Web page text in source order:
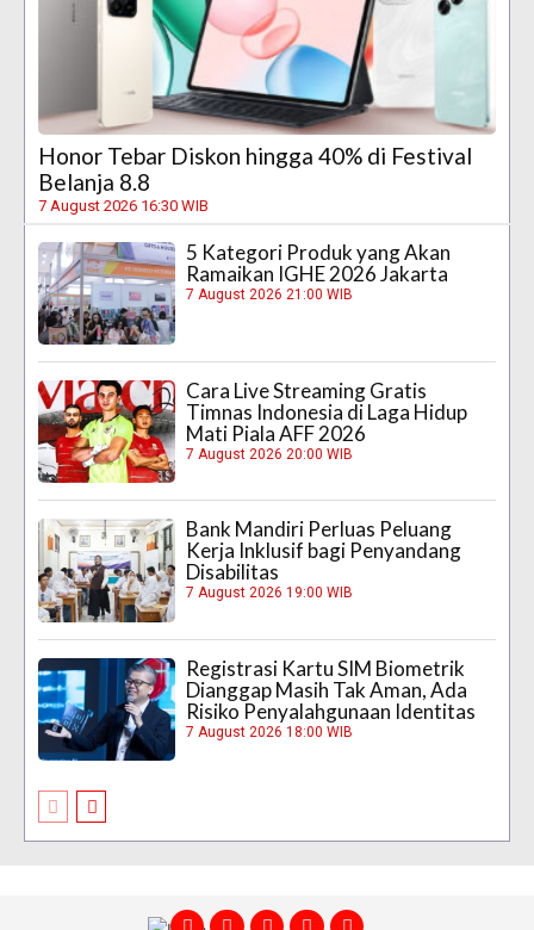
Honor Tebar Diskon hingga 40% di Festival
Belanja 8.8
7 August 2026 16:30 WIB
5 Kategori Produk yang Akan
Ramaikan IGHE 2026 Jakarta
7 August 2026 21:00 WIB
Cara Live Streaming Gratis
Timnas Indonesia di Laga Hidup
Mati Piala AFF 2026
7 August 2026 20:00 WIB
Bank Mandiri Perluas Peluang
Kerja Inklusif bagi Penyandang
Disabilitas
7 August 2026 19:00 WIB
Registrasi Kartu SIM Biometrik
Dianggap Masih Tak Aman, Ada
Risiko Penyalahgunaan Identitas
7 August 2026 18:00 WIB